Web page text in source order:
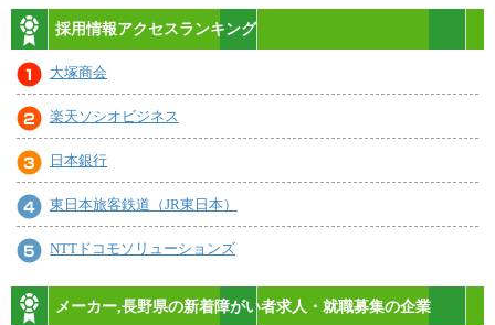
採用情報アクセスランキング
大塚商会
楽天ソシオビジネス
日本銀行
東日本旅客鉄道（JR東日本）
NTTドコモソリューションズ
メーカー,長野県の新着障がい者求人・就職募集の企業